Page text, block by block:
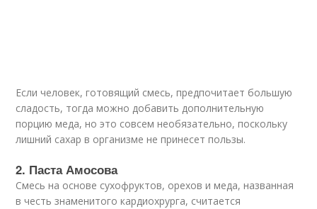
Если человек, готовящий смесь, предпочитает большую
сладость, тогда можно добавить дополнительную
порцию меда, но это совсем необязательно, поскольку
лишний сахар в организме не принесет пользы.
2. Паста Амосова
Смесь на основе сухофруктов, орехов и меда, названная
в честь знаменитого кардиохрурга, считается